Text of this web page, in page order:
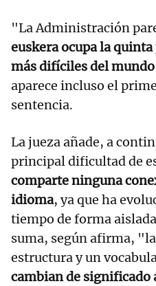
"La Administración
euskera ocupa la
más difíciles del mundo
aparece incluso el
sentencia.
La jueza añade, a
principal dificultad de
comparte ninguna
idioma, ya que ha
tiempo de forma
suma, según afirma,
estructura y un
cambian de significado